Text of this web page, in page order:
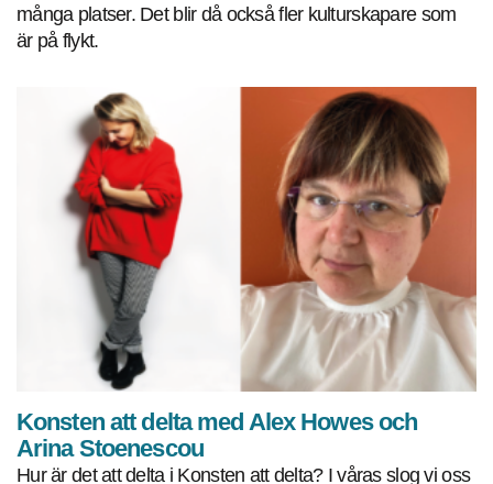
många platser. Det blir då också fler kulturskapare som
är på flykt.
Konsten att delta med Alex Howes och
Arina Stoenescou
Hur är det att delta i Konsten att delta? I våras slog vi oss